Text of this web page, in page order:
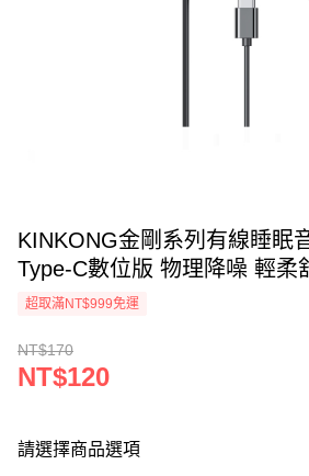
KINKONG金剛系列有線睡眠
Type-C數位版 物理降噪 輕柔
超取滿NT$999免運
NT$170
NT$120
請選擇商品選項